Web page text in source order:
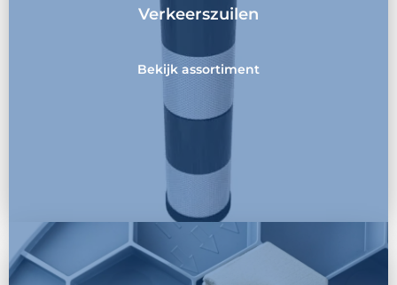
Verkeerszuilen
Bekijk assortiment